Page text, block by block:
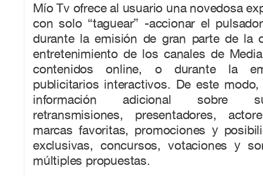
Mío Tv ofrece al usuario una novedosa
con solo “taguear” -accionar el
durante la emisión de gran parte de la
entretenimiento de los canales de
contenidos online, o durante la
publicitarios interactivos. De este
información adicional sobre
retransmisiones, presentadores,
marcas favoritas, promociones y
exclusivas, concursos, votaciones y
múltiples propuestas.